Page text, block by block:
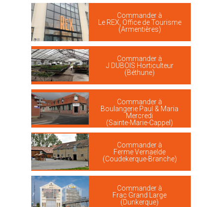
Commander à
Le REX, Office de Tourisme
(Armentières)
Commander à
J DUBOIS Horticulteur
(Béthune)
Commander à
Boulangerie Paul & Maria
Mercredi
(Sainte-Marie-Cappel)
Commander à
Ferme Vernaelde
(Coudekerque-Branche)
Commander à
Frac Grand Large
(Dunkerque)